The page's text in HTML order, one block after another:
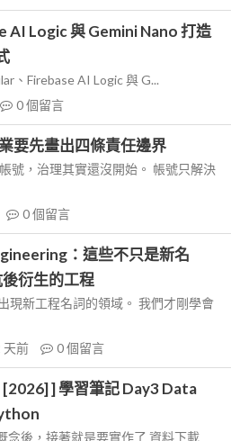
AI Logic 與 Gemini Nano 打造
、Firebase AI Logic 與 G...
0個留言
要先畫出四條責任邊界
號，治理其實還沒開始。 帳號只解決
0個留言
：這些不只是新名
衍生的工程
現新工程名詞的領域。 我們才剛學會
天前 0個留言
] 學習筆記 Day3 Data
念後，接著就是要實作了 資料下載